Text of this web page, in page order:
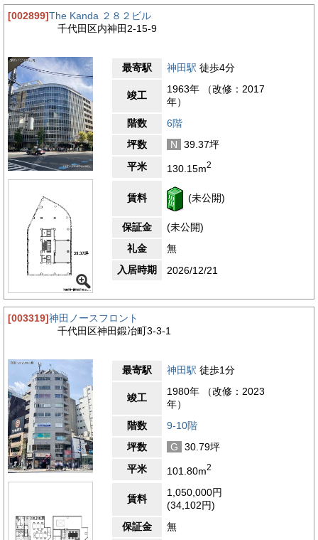
[002899]The Kanda ２８２ビル
千代田区内神田2-15-9
最寄駅 神田駅 徒歩4分
竣工
1963年 （改修：2017
年）
階数
6階
坪数
N
39.37坪
平米
130.15m2
賃料 (未公開)
保証金
(未公開)
礼金
無
入居時期
2026/12/21
[003319]神田ノースフロント
千代田区神田鍛冶町3-3-1
最寄駅 神田駅 徒歩1分
竣工
1980年 （改修：2023
年）
階数
9-10階
坪数
G
30.79坪
平米
101.80m2
賃料
1,050,000円
(34,102円)
保証金
無